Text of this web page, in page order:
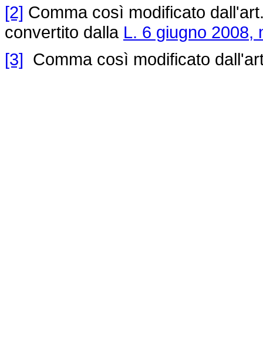
[2] Comma così modificato
convertito dalla L. 6 giugno 2008,
[3] Comma così modificato